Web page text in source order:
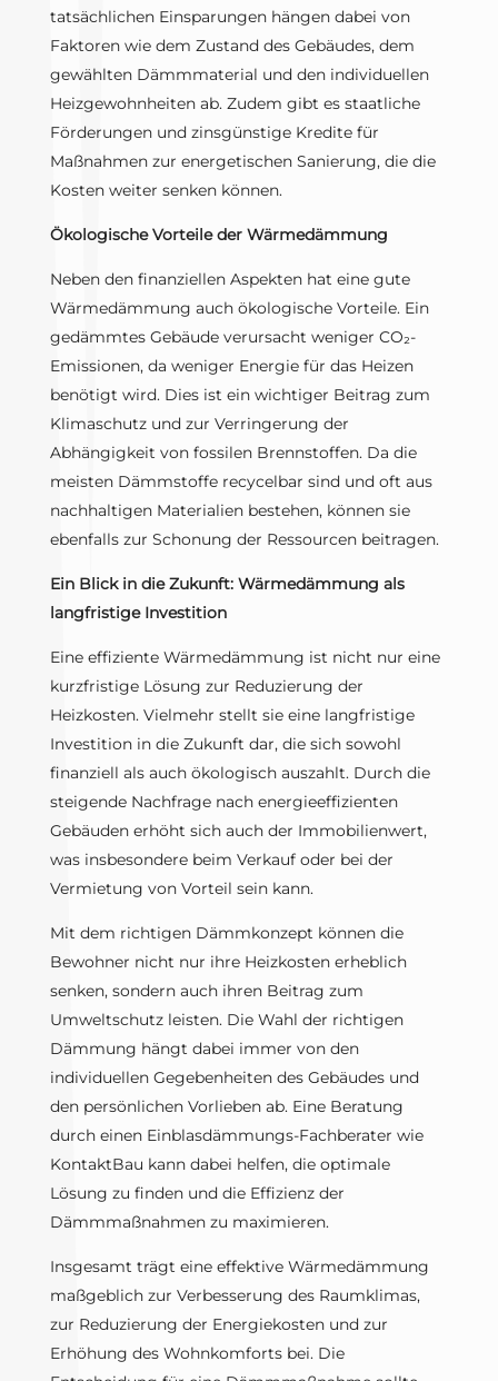
tatsächlichen Einsparungen hängen dabei von
Faktoren wie dem Zustand des Gebäudes, dem
gewählten Dämmmaterial und den individuellen
Heizgewohnheiten ab. Zudem gibt es staatliche
Förderungen und zinsgünstige Kredite für
Maßnahmen zur energetischen Sanierung, die die
Kosten weiter senken können.
Ökologische Vorteile der Wärmedämmung
Neben den finanziellen Aspekten hat eine gute
Wärmedämmung auch ökologische Vorteile. Ein
gedämmtes Gebäude verursacht weniger CO₂-
Emissionen, da weniger Energie für das Heizen
benötigt wird. Dies ist ein wichtiger Beitrag zum
Klimaschutz und zur Verringerung der
Abhängigkeit von fossilen Brennstoffen. Da die
meisten Dämmstoffe recycelbar sind und oft aus
nachhaltigen Materialien bestehen, können sie
ebenfalls zur Schonung der Ressourcen beitragen.
Ein Blick in die Zukunft: Wärmedämmung als
langfristige Investition
Eine effiziente Wärmedämmung ist nicht nur eine
kurzfristige Lösung zur Reduzierung der
Heizkosten. Vielmehr stellt sie eine langfristige
Investition in die Zukunft dar, die sich sowohl
finanziell als auch ökologisch auszahlt. Durch die
steigende Nachfrage nach energieeffizienten
Gebäuden erhöht sich auch der Immobilienwert,
was insbesondere beim Verkauf oder bei der
Vermietung von Vorteil sein kann.
Mit dem richtigen Dämmkonzept können die
Bewohner nicht nur ihre Heizkosten erheblich
senken, sondern auch ihren Beitrag zum
Umweltschutz leisten. Die Wahl der richtigen
Dämmung hängt dabei immer von den
individuellen Gegebenheiten des Gebäudes und
den persönlichen Vorlieben ab. Eine Beratung
durch einen Einblasdämmungs-Fachberater wie
KontaktBau kann dabei helfen, die optimale
Lösung zu finden und die Effizienz der
Dämmmaßnahmen zu maximieren.
Insgesamt trägt eine effektive Wärmedämmung
maßgeblich zur Verbesserung des Raumklimas,
zur Reduzierung der Energiekosten und zur
Erhöhung des Wohnkomforts bei. Die